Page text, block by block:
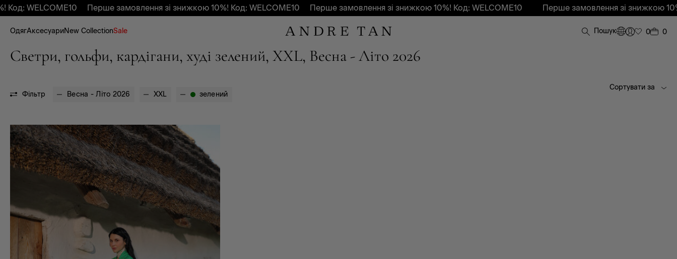
WELCOME10 Перше замовлення зі знижкою 10%! Код: WELCOME10 Перше замовлення зі знижкою 10%! Код: WELCOME10 Перше замовлення зі знижкою 10%!
ОдягАксесуариNew CollectionSale Пошук 0 0
Светри, гольфи, кардігани, худі зелений, XXL, Весна - Літо 2026
Фільтр Весна - Літо 2026 XXL зелений
Сортувати за